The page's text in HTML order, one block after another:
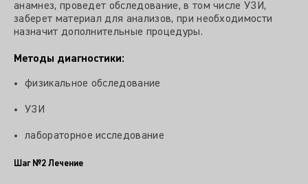
анамнез, проведет обследование, в том числе УЗИ,
заберет материал для анализов, при необходимости
назначит дополнительные процедуры.
Методы диагностики:
физикальное обследование
УЗИ
лабораторное исследование
Шаг №2 Лечение